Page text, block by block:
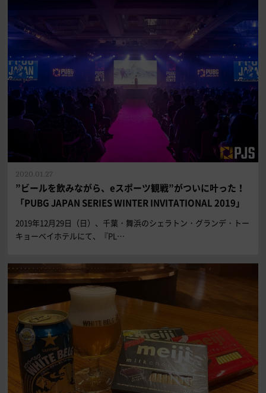
”ビールを飲みながら、eスポーツ観戦”がついに叶った！
「PUBG JAPAN SERIES WINTER INVITATIONAL 2019」
2020.01.27
2019年12月29日（日）、千葉・舞浜のシェラトン・グランデ・トー
キョーベイホテルにて、『PL…